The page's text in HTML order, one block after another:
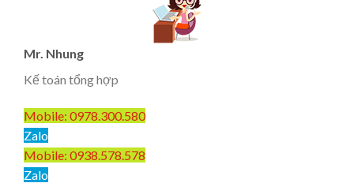
Mr. Nhung
Kế toán tổng hợp
Mobile: 0978.300.580
Zalo
Mobile: 0938.578.578
Zalo